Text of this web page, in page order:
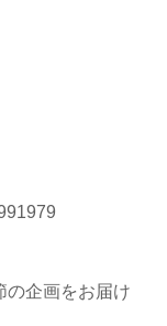
企画をお届け